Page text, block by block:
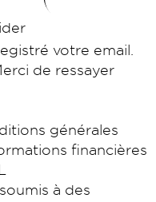
votre email.
de ressayer
générales
financières
à des